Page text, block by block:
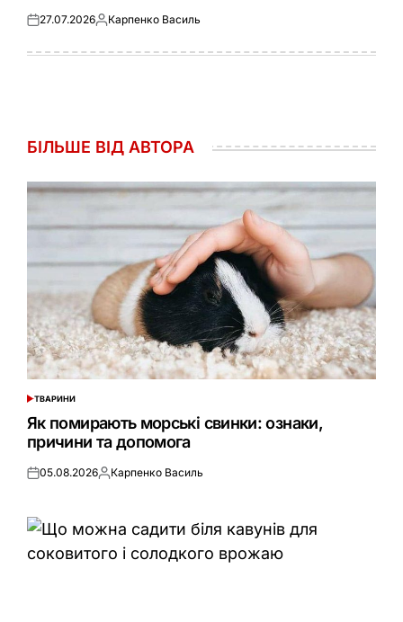
Оприлюднено
27.07.2026Опубліковано
Карпенко Василь
БІЛЬШЕ ВІД АВТОРА
ОПУБЛІКУВАТИ
ТВАРИНИ
Як помирають морські свинки: ознаки,
причини та допомога
Оприлюднено
05.08.2026Опубліковано
Карпенко Василь